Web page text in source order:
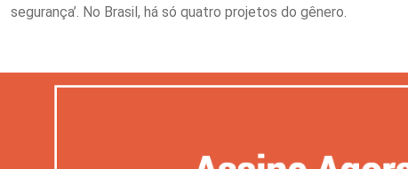
segurança’. No Brasil, há só quatro projetos do gênero.